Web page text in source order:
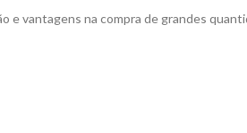
e vantagens na compra de grandes